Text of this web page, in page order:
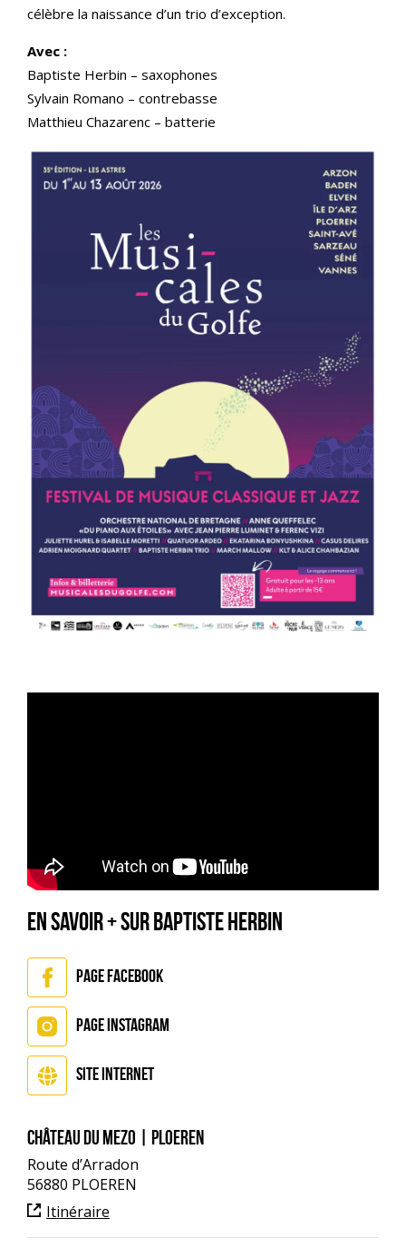
célèbre la naissance d’un trio d’exception.
Avec :
Baptiste Herbin – saxophones
Sylvain Romano – contrebasse
Matthieu Chazarenc – batterie
EN SAVOIR + SUR BAPTISTE HERBIN
Page Facebook
Page Instagram
Site Internet
Château du Mezo | PLOEREN
Route d’Arradon
56880 PLOEREN
Itinéraire